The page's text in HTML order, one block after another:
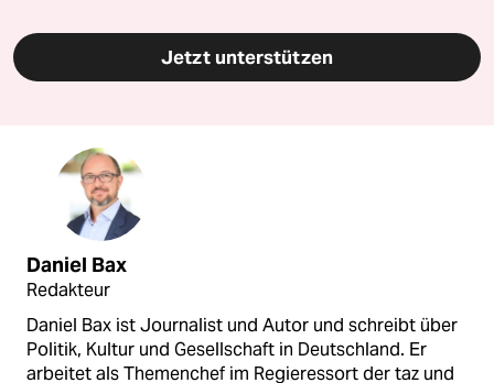
Jetzt unterstützen
Daniel Bax
Redakteur
Daniel Bax ist Journalist und Autor und schreibt über
Politik, Kultur und Gesellschaft in Deutschland. Er
arbeitet als Themenchef im Regieressort der taz und